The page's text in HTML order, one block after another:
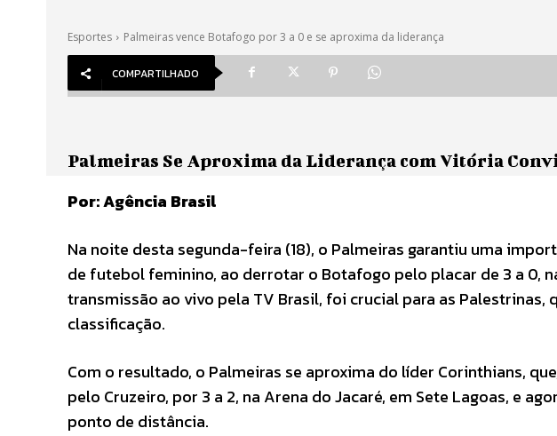
Esportes Palmeiras vence Botafogo por 3 a 0 e se aproxima da liderança
COMPARTILHADO
Palmeiras Se Aproxima da Liderança com Vitória
Por: Agência Brasil
Na noite desta segunda-feira (18), o Palmeiras garantiu uma
de futebol feminino, ao derrotar o Botafogo pelo placar de 3 a 0,
transmissão ao vivo pela TV Brasil, foi crucial para as Palestrinas,
classificação.
Com o resultado, o Palmeiras se aproxima do líder Corinthians,
pelo Cruzeiro, por 3 a 2, na Arena do Jacaré, em Sete Lagoas, e
ponto de distância.